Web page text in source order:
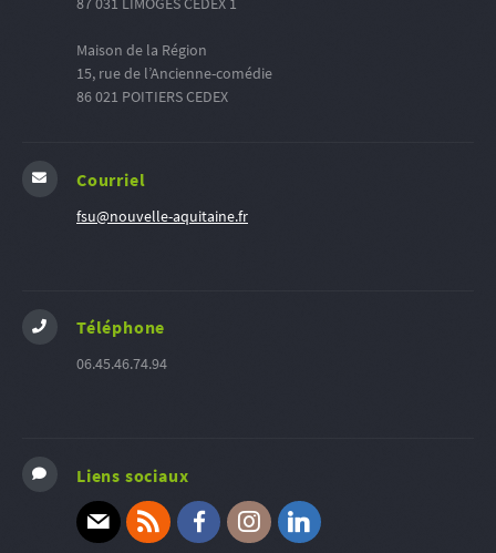
Maison de la Région
15, rue de l’Ancienne-comédie
86 021 POITIERS CEDEX
Courriel
fsu@nouvelle-aquitaine.fr
Téléphone
06.45.46.74.94
Liens sociaux